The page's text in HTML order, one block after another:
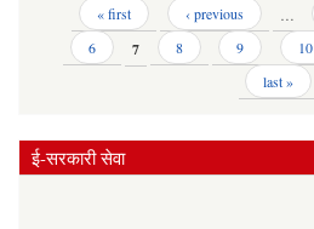
Pages « first ‹ previous …
6
7 8 9 10
last »
ई-सरकारी सेवा